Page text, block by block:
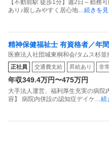
【不動前駅 徒歩1分】週2日～勤
あり♪親しみやすく居心地…続きを見
精神保健福祉士 有資格者／年
医療法人社団城東桐和会/タムス杉並
正社員 交通費支給 昇給あり 非
年収349.4万円〜475万円
大手法人運営、福利厚生充実の病院
容】 病院内併設の認知症デイケ…続